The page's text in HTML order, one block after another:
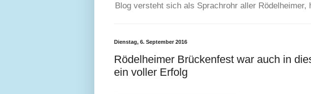
Blog versteht sich als Sprachrohr aller Rödelheimer,
Dienstag, 6. September 2016
Rödelheimer Brückenfest war auch in
ein voller Erfolg